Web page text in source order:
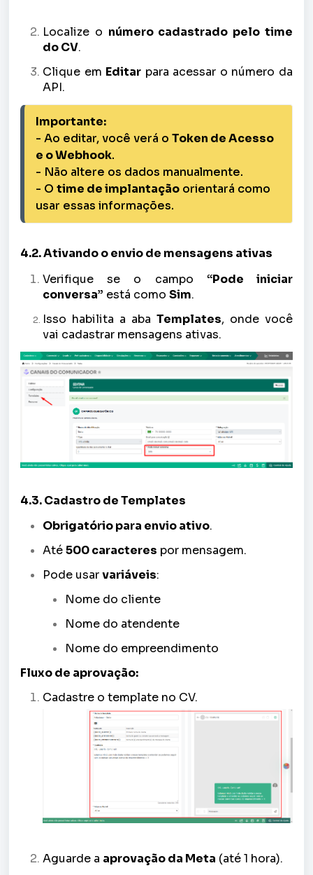
Localize o número cadastrado pelo time
do CV.
Clique em Editar para acessar o número da
API.
Importante:
- Ao editar, você verá o Token de Acesso
e o Webhook.
- Não altere os dados manualmente.
- O time de implantação orientará como
usar essas informações.
4.2. Ativando o envio de mensagens ativas
Verifique se o campo “Pode iniciar
conversa” está como Sim.
Isso habilita a aba Templates, onde você
vai cadastrar mensagens ativas.
4.3. Cadastro de Templates
Obrigatório para envio ativo.
Até500 caracteres por mensagem.
Pode usarvariáveis:
Nome do cliente
Nome do atendente
Nome do empreendimento
Fluxo de aprovação:
Cadastre o template no CV.
Aguarde a aprovação da Meta (até 1 hora).